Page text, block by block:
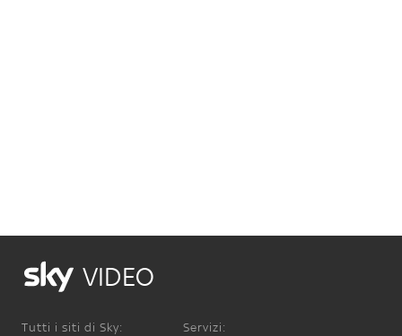
VIDEO
Tutti i siti di Sky: Servizi: